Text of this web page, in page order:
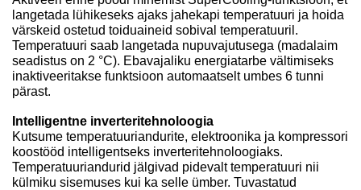
langetada lühikeseks ajaks jahekapi temperatuuri ja hoida
värskeid ostetud toiduaineid sobival temperatuuril.
Temperatuuri saab langetada nupuvajutusega (madalaim
seadistus on 2 °C). Ebavajaliku energiatarbe vältimiseks
inaktiveeritakse funktsioon automaatselt umbes 6 tunni
pärast.
Intelligentne inverteritehnoloogia
Kutsume temperatuuriandurite, elektroonika ja kompressori
koostööd intelligentseks inverteritehnoloogiaks.
Temperatuuriandurid jälgivad pidevalt temperatuuri nii
külmiku sisemuses kui ka selle ümber. Tuvastatud